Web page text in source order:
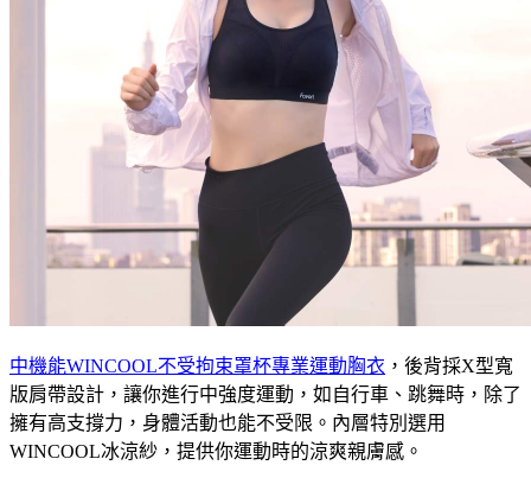
中機能WINCOOL不受拘束罩杯專業運動胸衣 ，後背採X型寬
版肩帶設計，讓你進行中強度運動，如自行車、跳舞時，除了
擁有高支撐力，身體活動也能不受限。內層特別選用
WINCOOL冰涼紗，提供你運動時的涼爽親膚感。